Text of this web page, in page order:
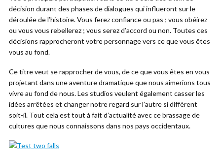
décision durant des phases de dialogues qui influeront sur le
déroulée de l’histoire. Vous ferez confiance ou pas ; vous obéirez
ou vous vous rebellerez ; vous serez d’accord ou non. Toutes ces
décisions rapprocheront votre personnage vers ce que vous êtes
vous au fond.
Ce titre veut se rapprocher de vous, de ce que vous êtes en vous
projetant dans une aventure dramatique que nous aimerions tous
vivre au fond de nous. Les studios veulent également casser les
idées arrêtées et changer notre regard sur l’autre si diffèrent
soit-il. Tout cela est tout à fait d’actualité avec ce brassage de
cultures que nous connaissons dans nos pays occidentaux.